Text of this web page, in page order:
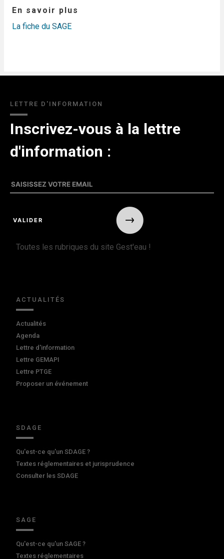
En savoir plus
La fiche du SAGE
LETTRE D'INFORMATION
Inscrivez-vous à la lettre
d'information :
Toutes les rubriques du site Gest'eau !
ACTUALITÉS
Actualités
Agenda
Lettre d'information
Lettre GEMAPI
Lettre PTGE
Proposer un événement
SDAGE
Qu'est-ce qu'un SDAGE ?
Textes réglementaires et jurisprudence
Consulter les SDAGE
SAGE
Qu'est-ce qu'un SAGE ?
Textes réglementaires